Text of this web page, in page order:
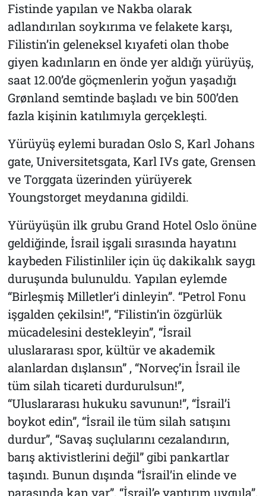
Fistinde yapılan ve Nakba olarak
adlandırılan soykırıma ve felakete karşı,
Filistin’in geleneksel kıyafeti olan thobe
giyen kadınların en önde yer aldığı yürüyüş,
saat 12.00’de göçmenlerin yoğun yaşadığı
Grønland semtinde başladı ve bin 500’den
fazla kişinin katılımıyla gerçekleşti.
Yürüyüş eylemi buradan Oslo S, Karl Johans
gate, Universitetsgata, Karl IVs gate, Grensen
ve Torggata üzerinden yürüyerek
Youngstorget meydanına gidildi.
Yürüyüşün ilk grubu Grand Hotel Oslo önüne
geldiğinde, İsrail işgali sırasında hayatını
kaybeden Filistinliler için üç dakikalık saygı
duruşunda bulunuldu. Yapılan eylemde
“Birleşmiş Milletler’i dinleyin”. “Petrol Fonu
işgalden çekilsin!”, “Filistin’in özgürlük
mücadelesini destekleyin”, “İsrail
uluslararası spor, kültür ve akademik
alanlardan dışlansın” , “Norveç’in İsrail ile
tüm silah ticareti durdurulsun!”,
“Uluslararası hukuku savunun!”, “İsrail’i
boykot edin”, “İsrail ile tüm silah satışını
durdur”, “Savaş suçlularını cezalandırın,
barış aktivistlerini değil” gibi pankartlar
taşındı. Bunun dışında “İsrail’in elinde ve
parasında kan var”, “İsrail’e yaptırım uygula”,